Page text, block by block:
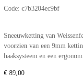
Code: c7b3204ec9bf
Sneeuwketting van
voorzien van een 9mm
haaksysteem en een
€ 89,00